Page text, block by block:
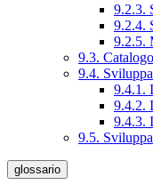
9.2.3.
9.2.4.
9.2.5.
9.3.
9.4.
9.4.1.
9.4.2.
9.4.3.
9.5.
glossario